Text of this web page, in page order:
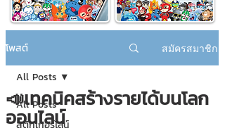
โพสต์ สมัครสมาชิก
All Posts
สติกเกอร์ไลน์
All Posts
📣เทคนิคสร้างรายได้บนโลก
ออนไลน์